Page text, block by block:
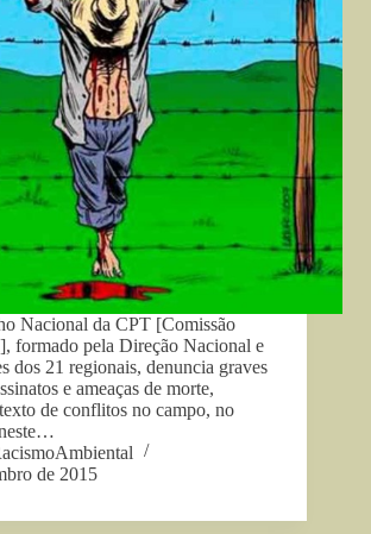
Nacional da CPT [Comissão
formado pela Direção Nacional e
dos 21 regionais, denuncia graves
e ameaças de morte,
de conflitos no campo, no
de 2015